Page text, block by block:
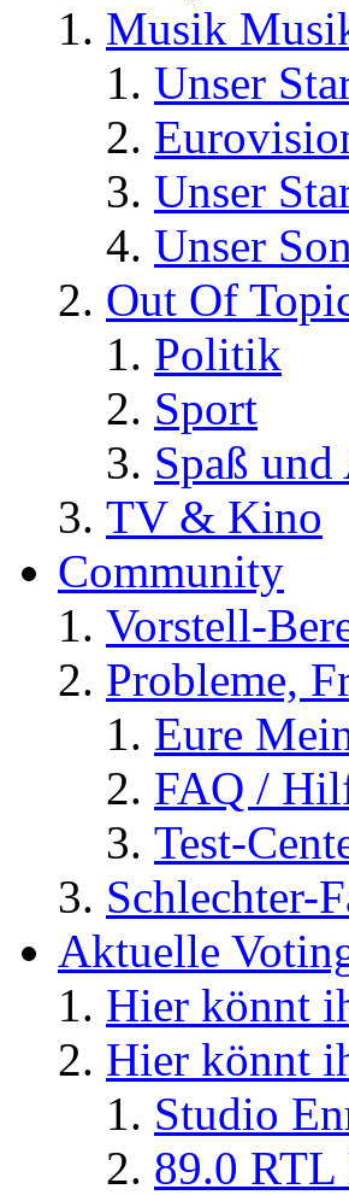
Musik
Unser
Unser
Unser
Out Of
Politik
Sport
Spaß
TV & Kino
Community
Vorstell-
Probleme,
Eure
FAQ /
Test-
Schlechter-
Aktuelle
Hier könnt
Hier könnt
Studio
89.0 RTL